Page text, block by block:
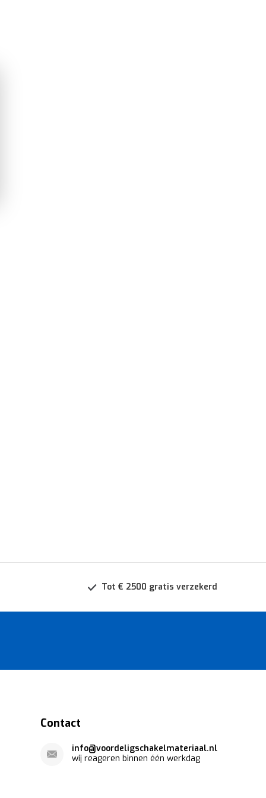
Tot € 2500 gratis verzekerd
Contact
info@voordeligschakelmateriaal.nl
wij reageren binnen één werkdag